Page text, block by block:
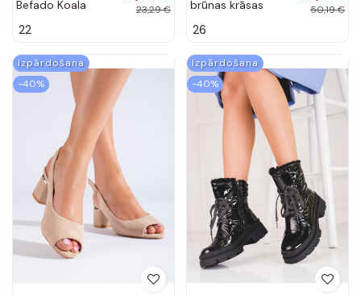
Befado Koala
krāsas
23,29 €
22
brūnas krāsas
50,19 €
26
Izpārdošana
-40%
Izpārdošana
-40%